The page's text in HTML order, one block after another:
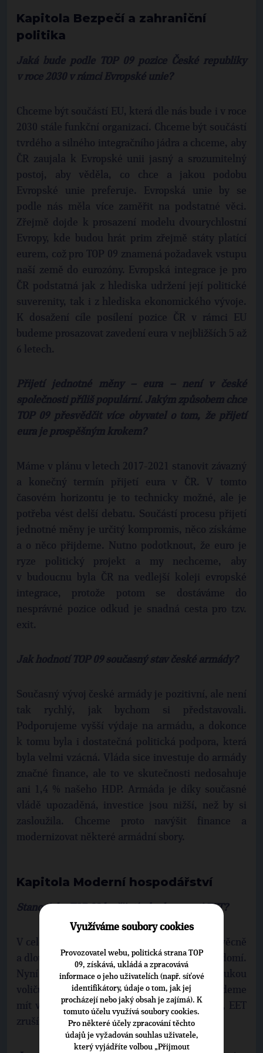
Kapitola Bezpečí a zahraniční
politika
Jaká bude podle TOP 09 pozice České republiky
v roce 2030 v rámci Evropské unie?
Chceme být součástí EU, která dle nás bude i v roce
2030 stále funkční organizací. Chceme být součástí
tvrdého a silného integračního jádra a chceme, aby
ČR zaujala k Evropské unii jasný a srozumitelný
postoj, aby věděla, co chce a jakou podobu
Evropské unie preferuje. Evropská unie by se
podle nás měla více zaměřit na podstatné věci.
Zřejmě dojde k prosazení modelu dvourychlostní
Evropy, kde budou hrát prim zřejmě státy platící
eurem, což pro TOP 09 znamená požadavek vstupu
naší země do eurozóny. Evropská integrace je pro
ČR podstatná jak z hlediska udržení její politické
suverenity, tak i z hlediska ekonomického vývoje.
K dosažení cíle posílení pozice ČR v rámci EU
budeme prosazovat zavedení eura v nejbližších 5 až
6 letech.
Přijetí jednotné měny – eura – není v české
společnosti příliš populární. Jakým způsobem chce
TOP 09 přesvědčit více obyvatel o tom, že přijetí
eura je prospěšným krokem?
Máme v plánu v letech 2017-2021 stanovit závazný
a konečný termín přijetí eura v ČR. V tomto
časovém horizontu je to technicky možné, ale je
potřeba vést delší debatu. Součástí procesu přijetí
jednotné měny je určitý kompromis, něco získáme
a o něco přijdeme. Nutno podotknout, že euro je
ryze politický projekt a my nechceme, aby
v budoucnu byla ČR na vedlejší koleji evropské
integrace, protože potom se dostáváme do
nesprávné pozice odkud je snadná cesta pro tzv.
exit.
Jak hodnotí TOP 09 současný stav české armády?
Současný vývoj české armády je pozitivní, ale není
tak rychlý, jak bychom si představovali.
Podporujeme vyšší výdaje na armádu, a dokonce
k tomu byla i dostatečná politická podpora, která
byla velmi vzácná. Vláda sice investuje do armády
značné finance, ale to ve skutečnosti nedosahuje
ani 1,4 % našeho HDP. Armáda je díky současné
vládě upozaděná, investice jsou nižší, než by si
zasloužila. Chceme proto navýšit finance a
modernizovat některé armádní sbory.
Kapitola Moderní hospodářství
Stanovisko TOP 09 k přijetí a budoucnosti EET?
V celém průběhu schvalování jsme se snažili věcně
a dlouze argumentovat, proto máme čisté svědomí.
Nyní je nicméně další osud EET primárně v rukou
voličů. Pokud získáme dostatek hlasů a budeme
mít v parlamentu tím pádem politickou váhu, EET
zrušíme.
Využíváme soubory cookies
Provozovatel webu, politická strana TOP
09, získává, ukládá a zpracovává
informace o jeho uživatelích (např. síťové
identifikátory, údaje o tom, jak jej
procházejí nebo jaký obsah je zajímá). K
tomuto účelu využívá soubory cookies.
Pro některé účely zpracování těchto
údajů je vyžadován souhlas uživatele,
který vyjádříte volbou „Přijmout